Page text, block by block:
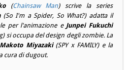
(Chainsaw Man) scrive la series
(So I'm a Spider, So What?) adatta il
per l'animazione e Junpei Fukuchi
si occupa del design degli zombie. La
Makoto Miyazaki (SPY x FAMILY) e la
cura di dugout.